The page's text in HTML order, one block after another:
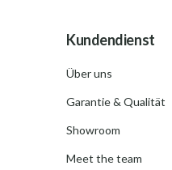
Kundendienst
Über uns
Garantie & Qualität
Showroom
Meet the team